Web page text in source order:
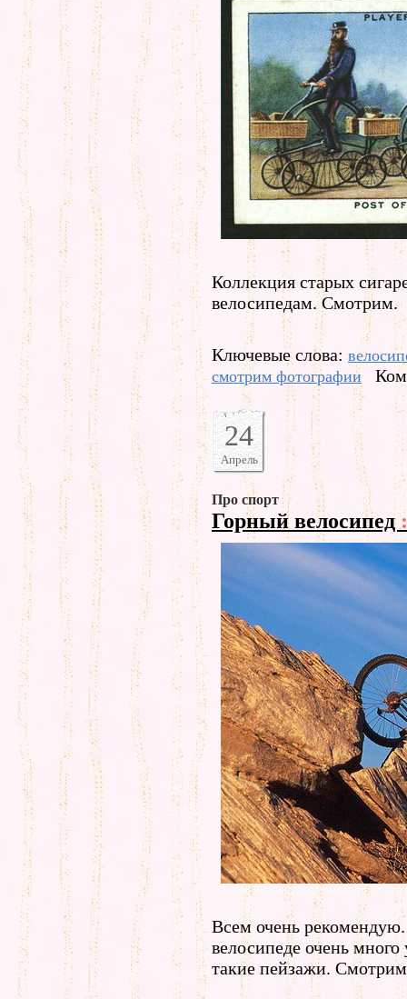
Коллекция старых
велосипедам. Смотрим.
Ключевые слова:
смотрим фотографии
24
Апрель
Про спорт
Горный велосипед
Всем очень
велосипеде очень много
такие пейзажи.